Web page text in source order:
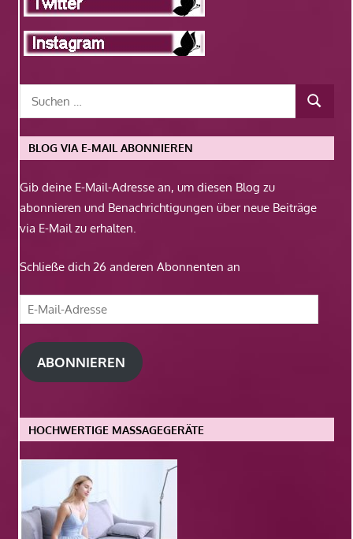
BLOG VIA E-MAIL ABONNIEREN
Gib deine E-Mail-Adresse an, um diesen Blog zu
abonnieren und Benachrichtigungen über neue Beiträge
via E-Mail zu erhalten.
Schließe dich 26 anderen Abonnenten an
E-
Mail-
Adresse
ABONNIEREN
HOCHWERTIGE MASSAGEGERÄTE